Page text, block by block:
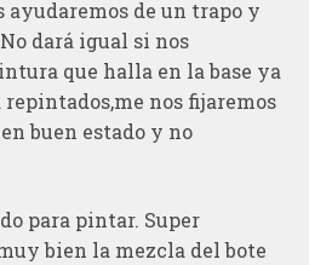
ayudaremos de un trapo y
dará igual si nos
que halla en la base ya
repintados,me nos fijaremos
buen estado y no
para pintar. Super
bien la mezcla del bote